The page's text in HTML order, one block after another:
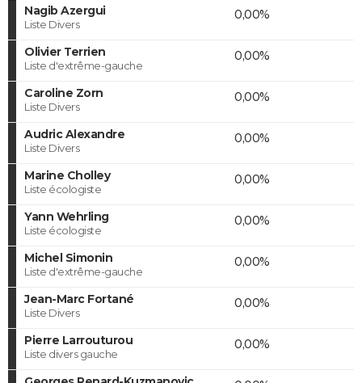
Nagib Azergui
Liste Divers
0,00%
Olivier Terrien
Liste d'extrême-gauche
0,00%
Caroline Zorn
Liste Divers
0,00%
Audric Alexandre
Liste Divers
0,00%
Marine Cholley
Liste écologiste
0,00%
Yann Wehrling
Liste écologiste
0,00%
Michel Simonin
Liste d'extrême-gauche
0,00%
Jean-Marc Fortané
Liste Divers
0,00%
Pierre Larrouturou
Liste divers gauche
0,00%